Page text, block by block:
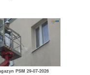
PSM 29-07-2026